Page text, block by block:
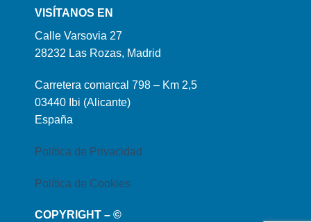
VISÍTANOS EN
Calle Varsovia 27
28232 Las Rozas, Madrid
Carretera comarcal 798 – Km 2,5
03440 Ibi (Alicante)
España
Política de Privacidad
Política de Cookies
COPYRIGHT – ©